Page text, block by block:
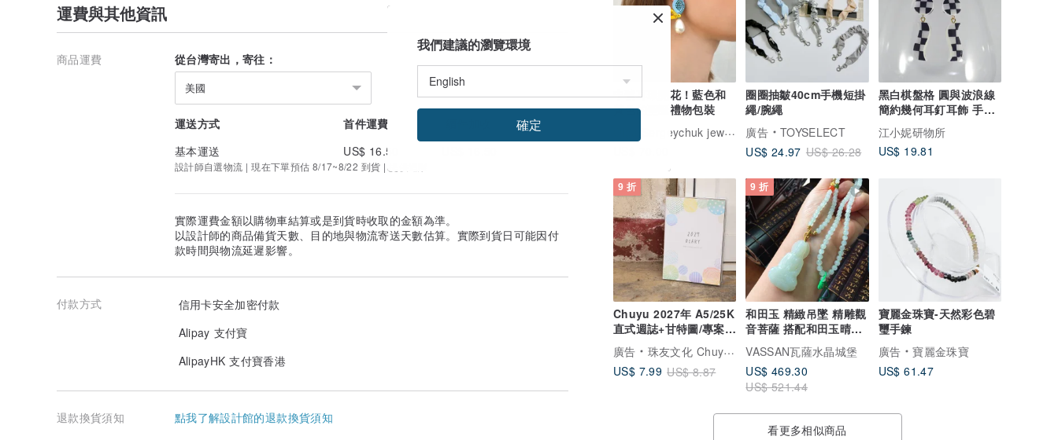
中號耳環開花！藍色和
黃色的聖誕禮物包裝
Olga Sergeychuk jewelry
圈圈抽皺40cm手機短掛
繩/腕繩
廣告
TOYSELECT
US$ 24.97 US$ 26.28
黑白棋盤格 圓與波浪線
簡約幾何耳釘耳飾 手繪
木製
江小妮研物所
US$ 19.81
9 折
Chuyu 2027年 A5/25K
直式週誌+甘特圖/專案紀
錄追蹤/週計劃
廣告
珠友文化 Chuyu Culture
US$ 7.99 US$ 8.87
9 折
和田玉 精緻吊墜 精雕觀
音菩薩 搭配和田玉晴水
料5公釐珠鏈
VASSAN瓦薩水晶城堡
US$ 469.30
US$ 521.44
寶麗金珠寶-天然彩色碧
璽手鍊
廣告
寶麗金珠寶
US$ 61.47
看更多相似商品
運費與其他資訊
商品運費 從台灣寄出，寄往：
美國
運送方式 首件運費
基本運送
US$ 16.50
設計師自選物流 | 現在下單預估 8/17~8/22 到貨 | 提供追蹤
實際運費金額以購物車結算或是到貨時收取的金額為準。
以設計師的商品備貨天數、目的地與物流寄送天數估算。實際到貨日可能因付
款時間與物流延遲影響。
付款方式
信用卡安全加密付款
Alipay 支付寶
AlipayHK 支付寶香港
退款換貨須知 點我了解設計館的退款換貨須知
我們建議的瀏覽環境
確定